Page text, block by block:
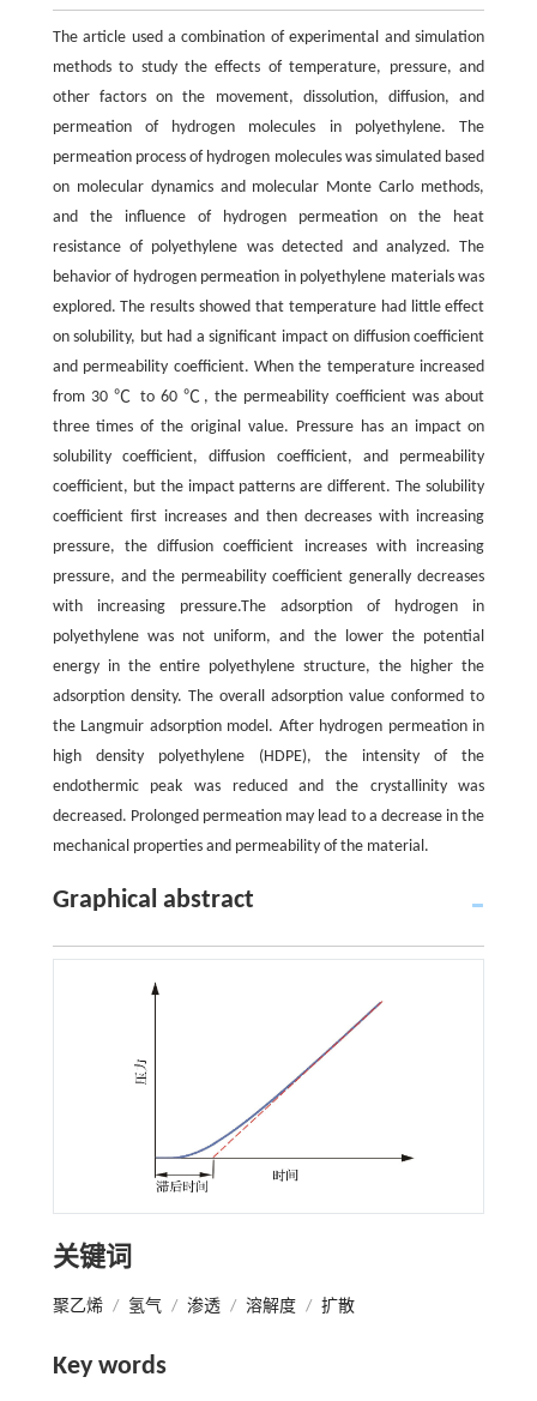
The article used a combination of experimental and simulation
methods to study the effects of temperature, pressure, and
other factors on the movement, dissolution, diffusion, and
permeation of hydrogen molecules in polyethylene. The
permeation process of hydrogen molecules was simulated based
on molecular dynamics and molecular Monte Carlo methods,
and the influence of hydrogen permeation on the heat
resistance of polyethylene was detected and analyzed. The
behavior of hydrogen permeation in polyethylene materials was
explored. The results showed that temperature had little effect
on solubility, but had a significant impact on diffusion coefficient
and permeability coefficient. When the temperature increased
from 30 ℃ to 60 ℃, the permeability coefficient was about
three times of the original value. Pressure has an impact on
solubility coefficient, diffusion coefficient, and permeability
coefficient, but the impact patterns are different. The solubility
coefficient first increases and then decreases with increasing
pressure, the diffusion coefficient increases with increasing
pressure, and the permeability coefficient generally decreases
with increasing pressure.The adsorption of hydrogen in
polyethylene was not uniform, and the lower the potential
energy in the entire polyethylene structure, the higher the
adsorption density. The overall adsorption value conformed to
the Langmuir adsorption model. After hydrogen permeation in
high density polyethylene (HDPE), the intensity of the
endothermic peak was reduced and the crystallinity was
decreased. Prolonged permeation may lead to a decrease in the
mechanical properties and permeability of the material.
Graphical abstract
关键词
聚乙烯 / 氢气 / 渗透 / 溶解度 / 扩散
Key words